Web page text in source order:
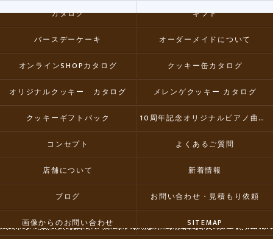
カタログ ギフト
バースデーケーキ オーダーメイドについて
オンラインSHOPカタログ クッキー缶カタログ
オリジナルクッキー カタログ メレンゲクッキー カタログ
クッキーギフトパック 10周年記念オリジナルピアノ曲集CD
コンセプト よくあるご質問
店舗について 新着情報
ブログ お問い合わせ・見積もり依頼
画像からのお問い合わせ SITEMAP